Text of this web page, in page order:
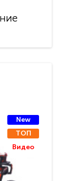
New
ТОП
Видео